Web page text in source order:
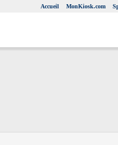
Accueil MonKiosk.com